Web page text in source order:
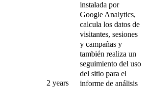
2 years
instalada por
Google Analytics,
calcula los datos de
visitantes, sesiones
y campañas y
también realiza un
seguimiento del uso
del sitio para el
informe de análisis